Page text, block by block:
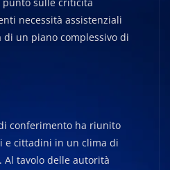
necessità assistenziali
un piano complessivo di
conferimento ha riunito
e cittadini in un clima di
tavolo delle autorità